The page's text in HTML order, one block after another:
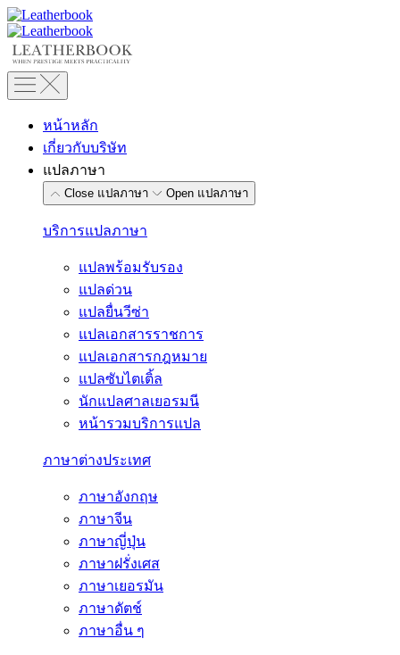
Skip
to
content
หน้าหลัก
เกี่ยวกับบริษัท
แปลภาษา
Close แปลภาษา Open แปลภาษา
บริการแปลภาษา
แปลพร้อมรับรอง
แปลด่วน
แปลยื่นวีซ่า
แปลเอกสารราชการ
แปลเอกสารกฎหมาย
แปลซับไตเติ้ล
นักแปลศาลเยอรมนี
หน้ารวมบริการแปล
ภาษาต่างประเทศ
ภาษาอังกฤษ
ภาษาจีน
ภาษาญี่ปุ่น
ภาษาฝรั่งเศส
ภาษาเยอรมัน
ภาษาดัตช์
ภาษาอื่น ๆ